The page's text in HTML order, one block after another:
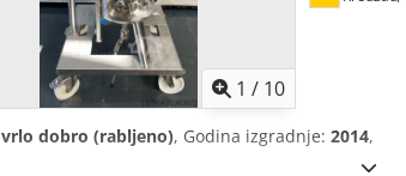
1 / 10
vrlo dobro (rabljeno), Godina izgradnje: 2014,